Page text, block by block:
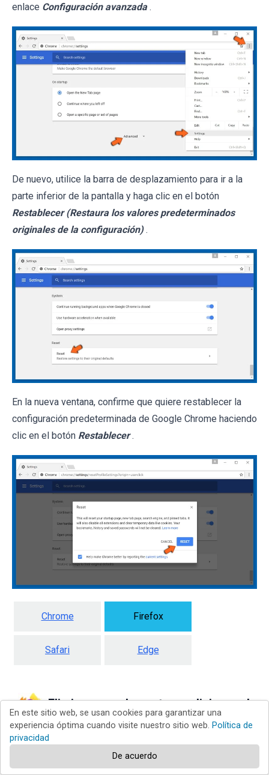
enlace Configuración avanzada .
De nuevo, utilice la barra de desplazamiento para ir a la
parte inferior de la pantalla y haga clic en el botón
Restablecer (Restaura los valores predeterminados
originales de la configuración) .
En la nueva ventana, confirme que quiere restablecer la
configuración predeterminada de Google Chrome haciendo
clic en el botón Restablecer .
Chrome Firefox
Safari Edge
Eliminar complementos maliciosos de
Mozilla Firefox:
En este sitio web, se usan cookies para garantizar una
experiencia óptima cuando visite nuestro sitio web. Política de
privacidad
De acuerdo